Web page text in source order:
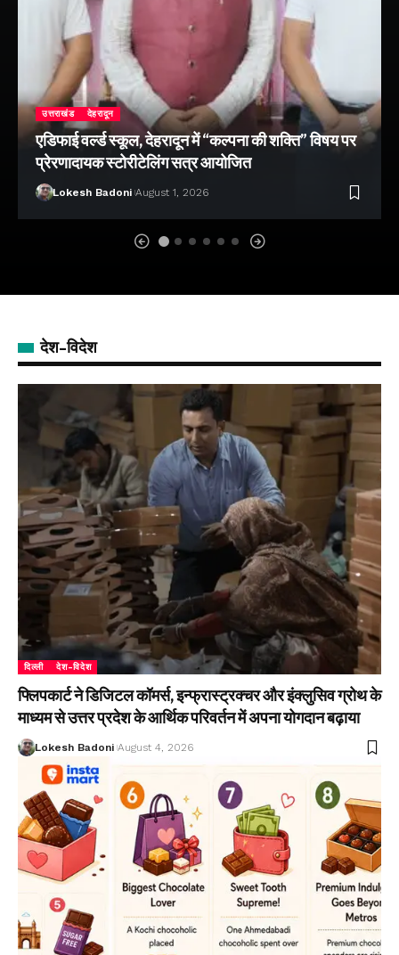
उत्तराखंड देहरादून
एडिफाई वर्ल्ड स्कूल, देहरादून में “कल्पना की शक्ति” विषय पर
प्रेरणादायक स्टोरीटेलिंग सत्र आयोजित
Lokesh Badoni August 1, 2026
देश-विदेश
दिल्ली देश-विदेश
फ्लिपकार्ट ने डिजिटल कॉमर्स, इन्फ्रास्ट्रक्चर और इंक्लुसिव ग्रोथ के
माध्यम से उत्तर प्रदेश के आर्थिक परिवर्तन में अपना योगदान बढ़ाया
Lokesh Badoni August 4, 2026